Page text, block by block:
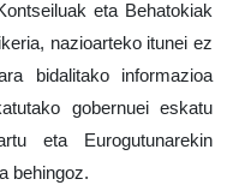
eta Behatokiak
nazioarteko itunei ez
bidalitako informazioa
gobernuei eskatu
eta Eurogutunarekin
behingoz.